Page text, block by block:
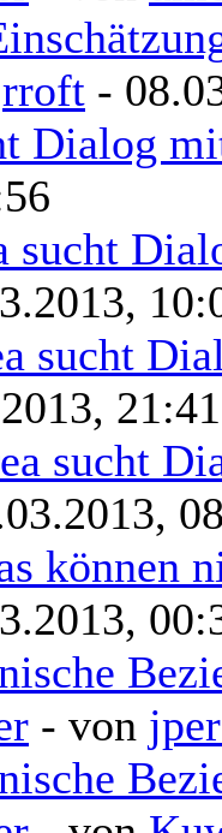
rroft -
Dialog
sucht
sucht
21:41
sucht
können
- von